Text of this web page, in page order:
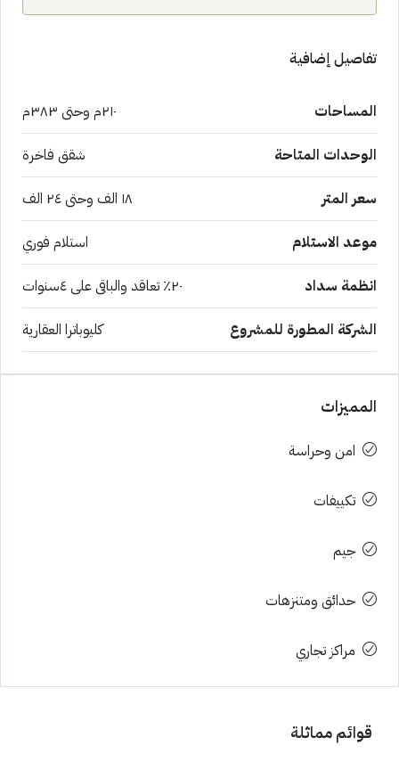
تفاصيل إضافية
المساحات ٢١٠م وحتى ٣٨٣م
الوحدات المتاحة شقق فاخرة
سعر المتر ١٨ الف وحتى ٢٤ الف
موعد الاستلام استلام فوري
انظمة سداد ٢٠٪؜ تعاقد والباقى على ٤سنوات
الشركة المطورة للمشروع كليوباترا العقارية
المميزات
امن وحراسة
تكييفات
جيم
حدائق ومتنزهات
مراكز تجاري
قوائم مماثلة